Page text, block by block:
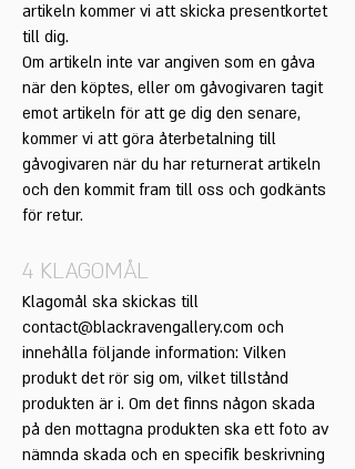
artikeln kommer vi att skicka presentkortet
till dig.
Om artikeln inte var angiven som en gåva
när den köptes, eller om gåvogivaren tagit
emot artikeln för att ge dig den senare,
kommer vi att göra återbetalning till
gåvogivaren när du har returnerat artikeln
och den kommit fram till oss och godkänts
för retur.
4 KLAGOMÅL
Klagomål ska skickas till
contact@blackravengallery.com och
innehålla följande information: Vilken
produkt det rör sig om, vilket tillstånd
produkten är i. Om det finns någon skada
på den mottagna produkten ska ett foto av
nämnda skada och en specifik beskrivning